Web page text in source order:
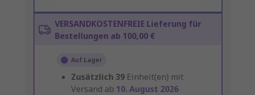
VERSANDKOSTENFREIE Lieferung für
Bestellungen ab 100,00 €
Auf Lager
Zusätzlich 39 Einheit(en) mit
Versand ab 10. August 2026